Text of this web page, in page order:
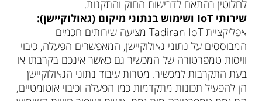
לחלוטין בהתאם לדרישות החוק והתקנות.
שירותיIoT ושימוש בנתוני מיקום (גאולוקיישן):
אפליקציית Tadiran IoT מציעה שירותים חכמים
המבוססים על נתוני גאולוקיישן, המאפשרים הפעלה, כיבוי
וויסות טמפרטורה של המכשיר גם כאשר אינכם בקרבתו או
בעת התקרבות למכשיר. מטרות עיבוד נתוני הגאולוקיישן
הן להפעיל תכונות מתקדמות כמו הפעלה וכיבוי אוטומטיים,